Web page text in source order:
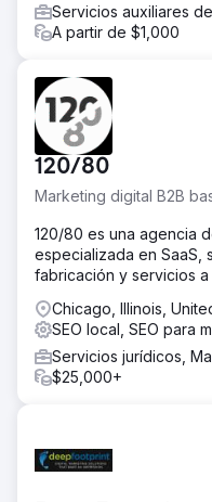
El resultado
Su sitio web
las consultas.
Servicios auxiliares
A partir de $1,000
120/80
Marketing digital B2B
120/80 es una agencia
especializada en SaaS,
fabricación y servicios a
Chicago, Illinois,
SEO local, SEO para
Servicios jurídicos,
$25,000+